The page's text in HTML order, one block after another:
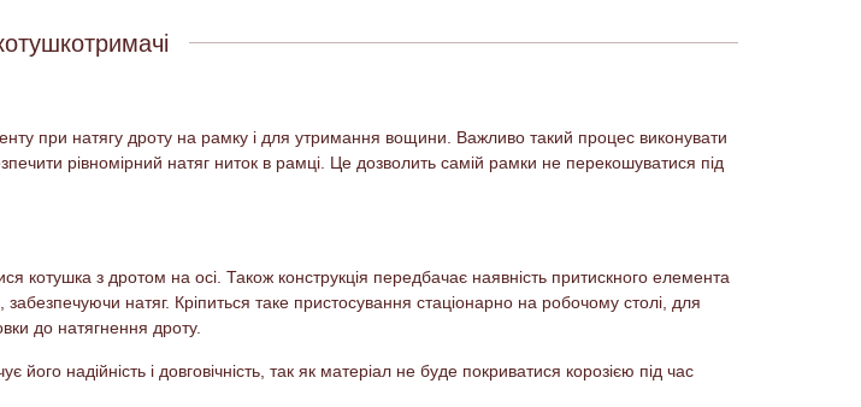
при натягу дроту на рамку і для утримання вощини. Важливо такий процес виконувати
рівномірний натяг ниток в рамці. Це дозволить самій рамки не перекошуватися під
котушка з дротом на осі. Також конструкція передбачає наявність притискного елемента
натяг. Кріпиться таке пристосування стаціонарно на робочому столі, для
до натягнення дроту.
надійність і довговічність, так як матеріал не буде покриватися корозією під час